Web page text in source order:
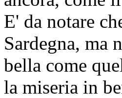
E' da notare
Sardegna, ma
bella come
la miseria in